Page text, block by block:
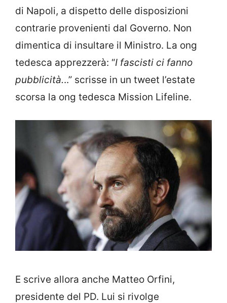
di Napoli, a dispetto delle disposizioni
contrarie provenienti dal Governo. Non
dimentica di insultare il Ministro. La ong
tedesca apprezzerà: “I fascisti ci fanno
pubblicità...” scrisse in un tweet l’estate
scorsa la ong tedesca Mission Lifeline.
E scrive allora anche Matteo Orfini,
presidente del PD. Lui si rivolge